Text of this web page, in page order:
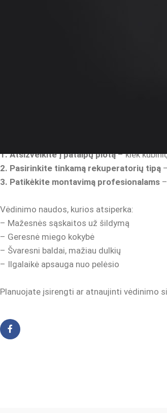
Moderni vėdinimo sistema su
Tinkamai veikianti vėdinimo įranga
1. Atsižvelkite į patalpų plotą– kiek
2. Pasirinkite tinkamą rekuperatorių tipą
3. Patikėkite montavimą profesionalams
Vėdinimo naudos, kurios atsiperka:
– Mažesnės sąskaitos už šildymą
– Geresnė miego kokybė
– Švaresni baldai, mažiau dulkių
– Ilgalaikė apsauga nuo pelėsio
Planuojate įsirengti ar atnaujinti vėdinimo